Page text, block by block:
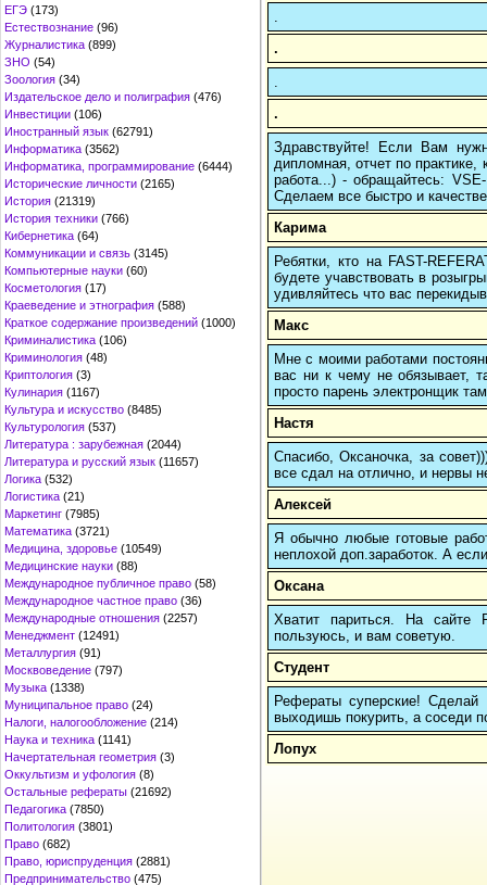
ЕГЭ (173)
Естествознание (96)
Журналистика (899)
ЗНО (54)
Зоология (34)
Издательское дело и полиграфия (476)
Инвестиции (106)
Иностранный язык (62791)
Информатика (3562)
Информатика, программирование (6444)
Исторические личности (2165)
История (21319)
История техники (766)
Кибернетика (64)
Коммуникации и связь (3145)
Компьютерные науки (60)
Косметология (17)
Краеведение и этнография (588)
Краткое содержание произведений (1000)
Криминалистика (106)
Криминология (48)
Криптология (3)
Кулинария (1167)
Культура и искусство (8485)
Культурология (537)
Литература : зарубежная (2044)
Литература и русский язык (11657)
Логика (532)
Логистика (21)
Маркетинг (7985)
Математика (3721)
Медицина, здоровье (10549)
Медицинские науки (88)
Международное публичное право (58)
Международное частное право (36)
Международные отношения (2257)
Менеджмент (12491)
Металлургия (91)
Москвоведение (797)
Музыка (1338)
Муниципальное право (24)
Налоги, налогообложение (214)
Наука и техника (1141)
Начертательная геометрия (3)
Оккультизм и уфология (8)
Остальные рефераты (21692)
Педагогика (7850)
Политология (3801)
Право (682)
Право, юриспруденция (2881)
Предпринимательство (475)
.
.
Здравствуйте! Если Вам
дипломная, отчет по
работа...) - обращайтесь:
Сделаем все быстро и
Карима
Ребятки, кто на FAST-
будете учавствовать в
удивляйтесь что вас
Макс
Мне с моими работами
вас ни к чему не обязывает,
просто парень электронщик
Настя
Спасибо, Оксаночка, за
все сдал на отлично, и нервы
Алексей
Я обычно любые готовые
неплохой доп.заработок. А
Оксана
Хватит париться. На
пользуюсь, и вам советую.
Студент
Рефераты суперские! Сделай
выходишь покурить, а соседи
Лопух